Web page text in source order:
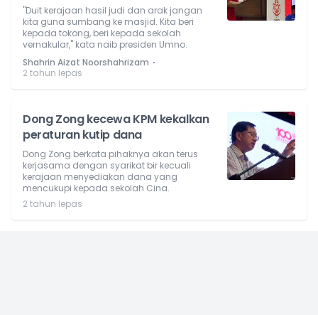
"Duit kerajaan hasil judi dan arak jangan
kita guna sumbang ke masjid. Kita beri
kepada tokong, beri kepada sekolah
vernakular," kata naib presiden Umno.
Shahrin Aizat Noorshahrizam ⋅
2 tahun lepas
Dong Zong kecewa KPM kekalkan
peraturan kutip dana
Dong Zong berkata pihaknya akan terus
kerjasama dengan syarikat bir kecuali
kerajaan menyediakan dana yang
mencukupi kepada sekolah Cina.
2 tahun lepas